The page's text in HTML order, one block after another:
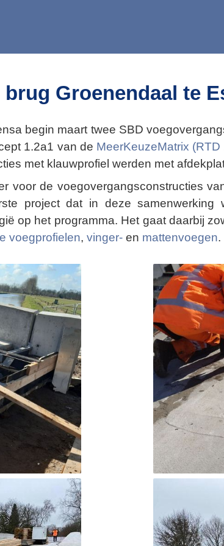
Groenendaal te
begin maart twee SBD
1.2a1 van de MeerKeuzeMatrix (RTD
met klauwprofiel werden met
voor de voegovergangsconstructies
project dat in deze samenwerking
op het programma. Het gaat daarbij
voegprofielen, vinger- en mattenvoegen.